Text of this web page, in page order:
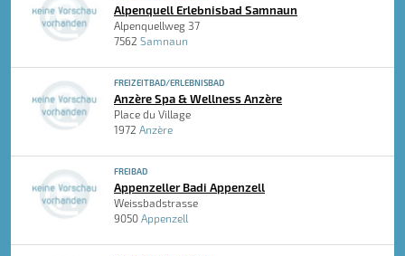
Alpenquell Erlebnisbad Samnaun
Alpenquellweg 37
7562 Samnaun
FREIZEITBAD/ERLEBNISBAD
Anzère Spa & Wellness Anzère
Place du Village
1972 Anzère
FREIBAD
Appenzeller Badi Appenzell
Weissbadstrasse
9050 Appenzell